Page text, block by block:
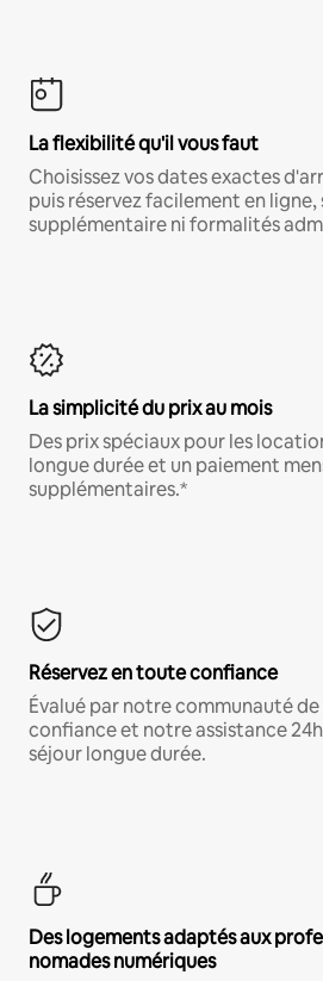
La flexibilité qu'il vous faut
Choisissez vos dates exactes
puis réservez facilement en
supplémentaire ni formalités
La simplicité du prix au mois
Des prix spéciaux pour les
longue durée et un paiement
supplémentaires.*
Réservez en toute confiance
Évalué par notre communauté
confiance et notre assistance
séjour longue durée.
Des logements adaptés aux
nomades numériques